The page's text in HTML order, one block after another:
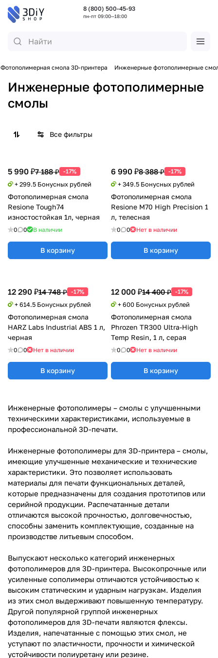
8 (800) 500-45-93
пн-пт 09:00—18:00
Фотополимерная смола 3D-принтера Инженерные фотополимерные
Инженерные фотополимерные
смолы
Все фильтры
5 990 ₽7 188 ₽ -17%
+ 299.5 Бонусных рублей
Фотополимерная смола
Resione Tough74
изностостойкая 1л, черная
0 0 В наличии
В корзину
6 990 ₽8 388 ₽ -17%
+ 349.5 Бонусных рублей
Фотополимерная смола
Resione M70 High Precision 1
л, телесная
0 0 Нет в наличии
В корзину
12 290 ₽14 748 ₽ -17%
+ 614.5 Бонусных рублей
Фотополимерная смола
HARZ Labs Industrial ABS 1 л,
черная
0 0 Нет в наличии
В корзину
12 000 ₽14 400 ₽ -17%
+ 600 Бонусных рублей
Фотополимерная смола
Phrozen TR300 Ultra-High
Temp Resin, 1 л, серая
0 0 Нет в наличии
В корзину
Инженерные фотополимеры – смолы с улучшенными
техническими характеристиками, используемые в
профессиональной 3D-печати.
Инженерные фотополимеры для 3D-принтера – смолы,
имеющие улучшенные механические и технические
характеристики. Это позволяет использовать
материалы для печати функциональных деталей,
которые предназначены для создания прототипов или
серийной продукции. Распечатанные детали
отличаются высокой прочностью, долговечностью,
способны заменить комплектующие, созданные на
производстве литьевым способом.
Выпускают несколько категорий инженерных
фотополимеров для 3D-принтера. Высокопрочные или
усиленные сополимеры отличаются устойчивостью к
высоким статическим и ударным нагрузкам. Изделия
из этих смол выдерживают повышенную температуру.
Другой популярной группой инженерных
фотополимеров для 3D-печати являются флексы.
Изделия, напечатанные с помощью этих смол, не
уступают по эластичности, прочности и химической
устойчивости полиуретану или резине.